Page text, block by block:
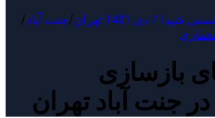
شیدا 7 دی 1401 تهران/جنت آباد/
بازسازی
جنت آباد تهران